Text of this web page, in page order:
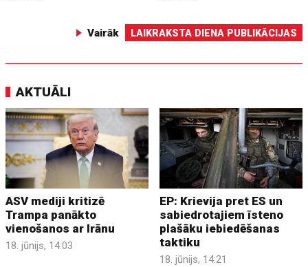
Vairāk LAIKRAKSTA DIENA PUBLIKĀCIJAS
AKTUĀLI
ASV mediji kritizē
Trampa panākto
vienošanos ar Irānu
18. jūnijs, 14:03
EP: Krievija pret ES un
sabiedrotajiem īsteno
plašāku iebiedēšanas
taktiku
18. jūnijs, 14:21